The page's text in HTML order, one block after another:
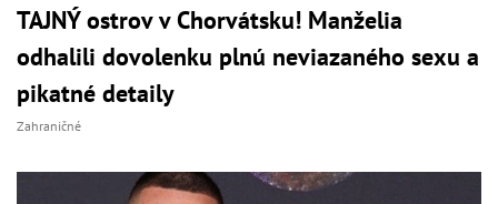
TAJNÝ ostrov v Chorvátsku! Manželia
odhalili dovolenku plnú neviazaného sexu a
pikatné detaily
Zahraničné